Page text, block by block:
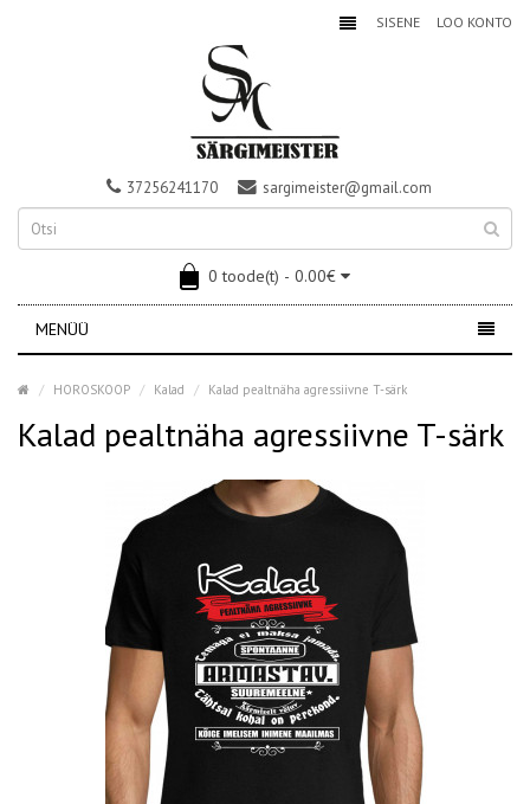
SISENE LOO KONTO
37256241170 sargimeister@gmail.com
0 toode(t) - 0.00€
MENÜÜ
HOROSKOOP Kalad Kalad pealtnäha agressiivne T-särk
Kalad pealtnäha agressiivne T-särk